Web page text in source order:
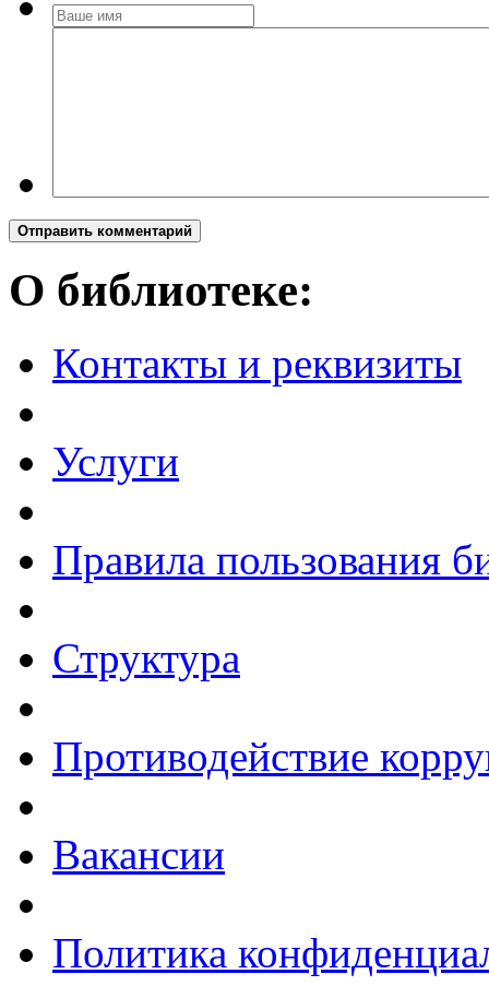
Отправить комментарий
О библиотеке:
Контакты и реквизиты
Услуги
Правила пользования
Структура
Противодействие
Вакансии
Политика